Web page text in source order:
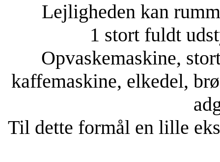
Lejligheden kan
1 stort fuldt
Opvaskemaskine,
kaffemaskine, elkedel,
Til dette formål en lille